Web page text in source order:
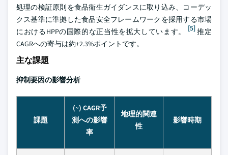
処理の検証原則を食品衛生ガイダンスに取り込み、コーデッ
クス基準に準拠した食品安全フレームワークを採用する市場
におけるHPPの国際的な正当性を拡大しています。
[5]推定
CAGRへの寄与は約+2.3%ポイントです。
主な課題
抑制要因の影響分析
課題
(~) CAGR予
測への影響
率
地理的関連
性
影響時期